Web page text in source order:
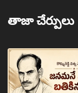
తాజా చేర్పులు